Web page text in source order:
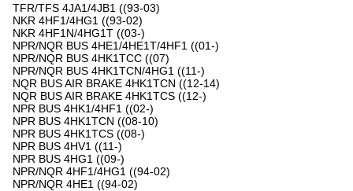
TFR/TFS 4JA1/4JB1 ((93-03)
NKR 4HF1/4HG1 ((93-02)
NKR 4HF1N/4HG1T ((03-)
NPR/NQR BUS 4HE1/4HE1T/4HF1 ((01-)
NPR/NQR BUS 4HK1TCC ((07)
NPR/NQR BUS 4HK1TCN/4HG1 ((11-)
NQR BUS AIR BRAKE 4HK1TCN ((12-14)
NQR BUS AIR BRAKE 4HK1TCS ((12-)
NPR BUS 4HK1/4HF1 ((02-)
NPR BUS 4HK1TCN ((08-10)
NPR BUS 4HK1TCS ((08-)
NPR BUS 4HV1 ((11-)
NPR BUS 4HG1 ((09-)
NPR/NQR 4HF1/4HG1 ((94-02)
NPR/NQR 4HE1 ((94-02)